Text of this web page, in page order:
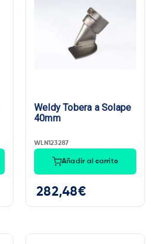
Weldy Tobera a Solape
40mm
WLN123287
Añadir al carrito
282,48€